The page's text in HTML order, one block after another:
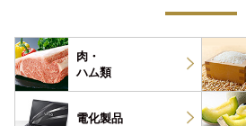
肉・
ハム類
電化製品